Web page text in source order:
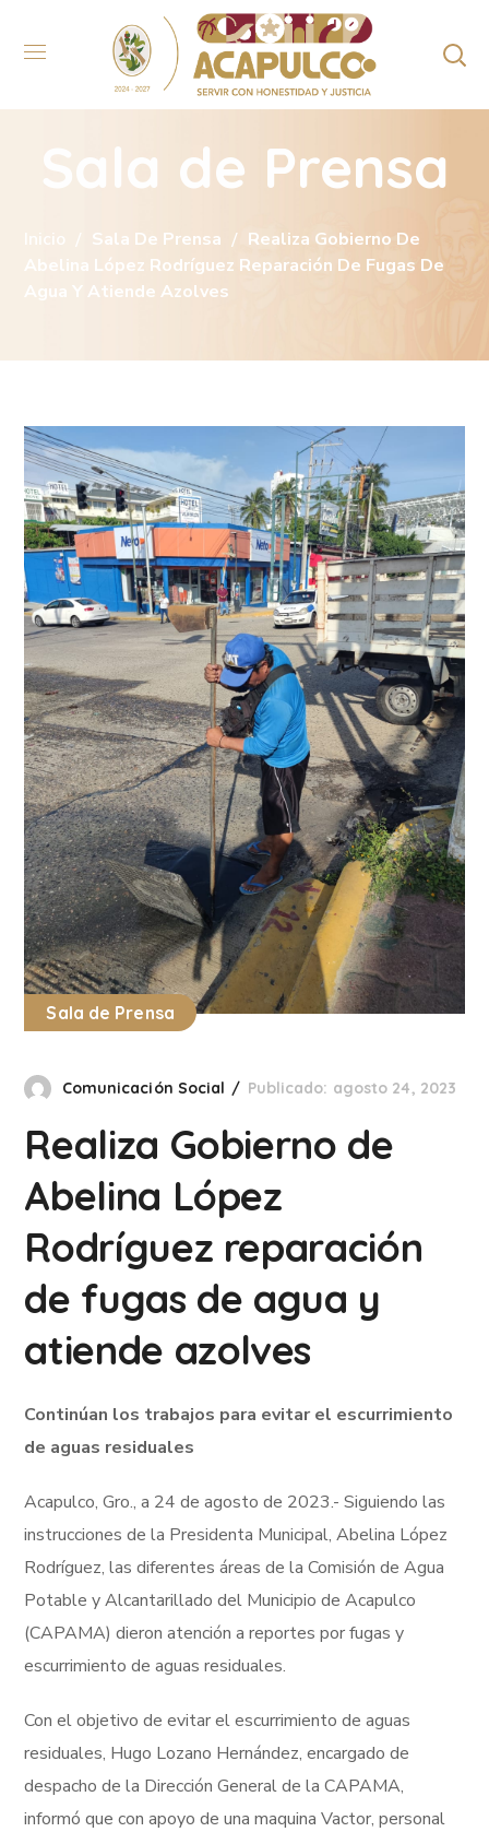
Sala de Prensa
Inicio Sala De Prensa
Realiza Gobierno De
Abelina López Rodríguez Reparación De Fugas De
Agua Y Atiende Azolves
Sala de Prensa
Comunicación Social Publicado: agosto 24, 2023
Realiza Gobierno de
Abelina López
Rodríguez reparación
de fugas de agua y
atiende azolves
Continúan los trabajos para evitar el escurrimiento
de aguas residuales
Acapulco, Gro., a 24 de agosto de 2023.- Siguiendo las
instrucciones de la Presidenta Municipal, Abelina López
Rodríguez, las diferentes áreas de la Comisión de Agua
Potable y Alcantarillado del Municipio de Acapulco
(CAPAMA) dieron atención a reportes por fugas y
escurrimiento de aguas residuales.
Con el objetivo de evitar el escurrimiento de aguas
residuales, Hugo Lozano Hernández, encargado de
despacho de la Dirección General de la CAPAMA,
informó que con apoyo de una maquina Vactor, personal